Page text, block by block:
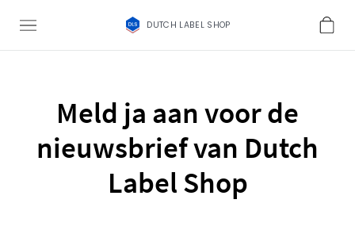
DUTCH LABEL SHOP
Meld ja aan voor de
nieuwsbrief van Dutch
Label Shop